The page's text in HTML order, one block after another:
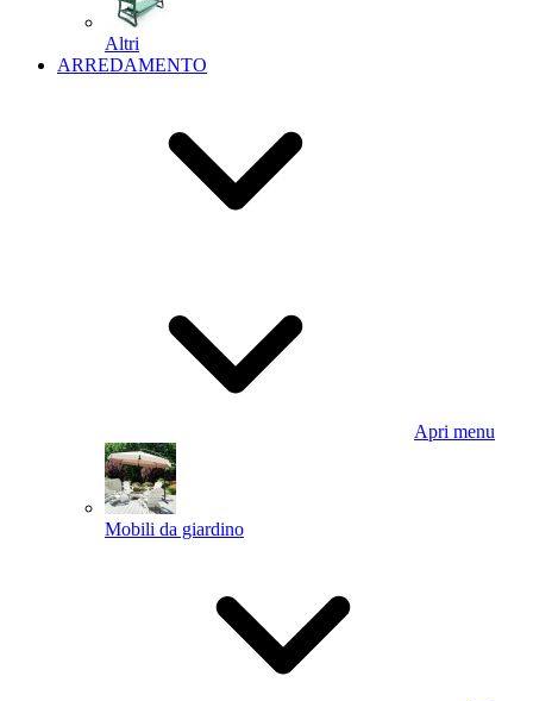
Altri
ARREDAMENTO
Apri menu
Mobili da giardino